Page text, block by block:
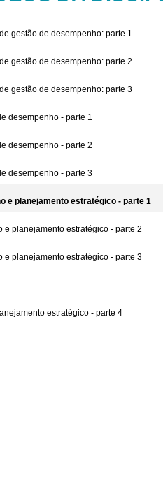
gestão de desempenho: parte 1
gestão de desempenho: parte 2
gestão de desempenho: parte 3
desempenho - parte 1
desempenho - parte 2
desempenho - parte 3
e planejamento estratégico - parte 1
e planejamento estratégico - parte 2
e planejamento estratégico - parte 3
estratégico - parte 4